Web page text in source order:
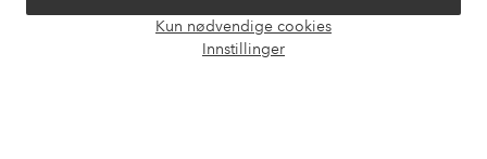
Kun nødvendige cookies
Innstillinger